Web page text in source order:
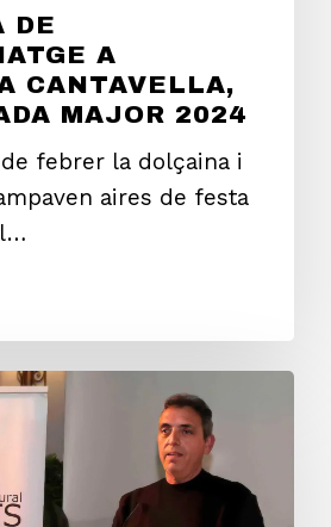
DE
A
CANTAVELLA,
MAJOR 2024
de febrer la dolçaina i
aires de festa